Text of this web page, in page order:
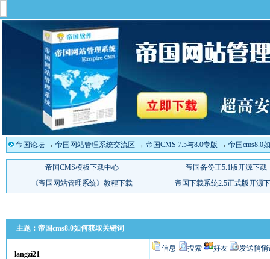
帝国论坛 → 帝国网站管理系统交流区 → 帝国CMS 7.5与8.0专版 → 帝国cms8.0
主题：帝国cms8.0如何获取关键词
langzi21
信息 搜索 好友 发送悄悄